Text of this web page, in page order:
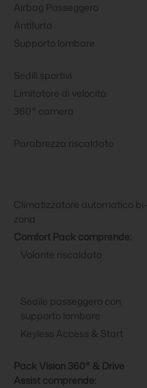
Airbag Passeggero
Antifurto
Supporto lombare
Sedili sportivi
Limitatore di velocità
360° camera
Parabrezza riscaldato
Climatizzatore automatico bi-
zona
Comfort Pack comprende:
Volante riscaldato
Sedile passeggero con
supporto lombare
Keyless Access & Start
Pack Vision 360° & Drive
Assist comprende: